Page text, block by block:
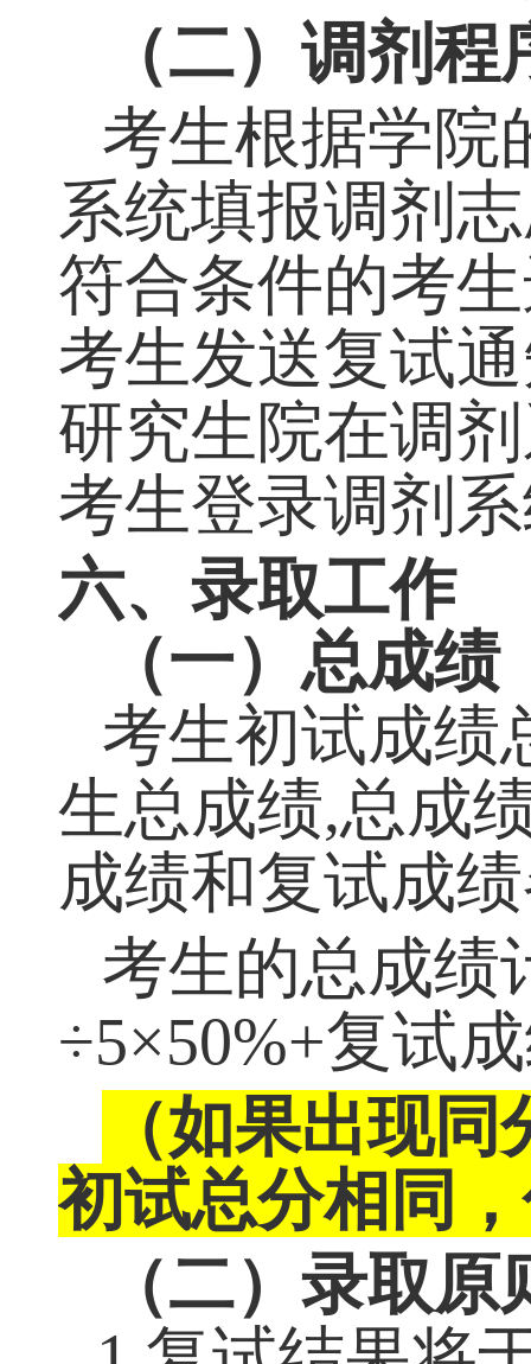
取的考生一律
（二）调剂程
考生根据学院
系统填报调剂
符合条件的考
考生发送复试
研究生院在调
考生登录调剂
六、录取工作
（一）总成绩
考生初试成绩
生总成绩,总成
成绩和复试成
考生的总成绩
÷5×50%+复试
（如果出现同
初试总分相同